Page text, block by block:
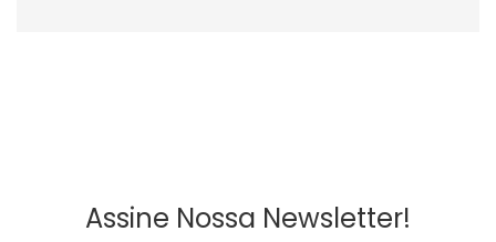
Assine Nossa Newsletter!